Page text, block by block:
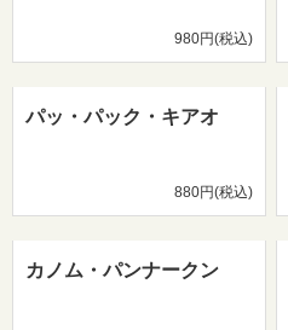
980円(税込)
パッ・パック・キアオ
880円(税込)
カノム・パンナークン